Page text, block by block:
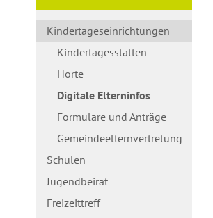
Kindertageseinrichtungen
Kindertagesstätten
Horte
Digitale Elterninfos
Formulare und Anträge
Gemeindeelternvertretung
Schulen
Jugendbeirat
Freizeittreff